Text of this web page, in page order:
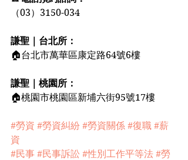
（03）3150-034
謙聖｜台北所：
🏠台北市萬華區康定路64號6樓
謙聖｜桃園所：
🏠桃園市桃園區新埔六街95號17樓
#勞資 #勞資糾紛 #勞資關係 #復職 #薪
資
#民事 #民事訴訟 #性別工作平等法 #勞